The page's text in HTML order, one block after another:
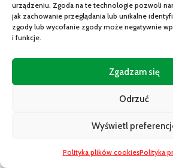
urządzeniu. Zgoda na te technologie pozwoli
jak zachowanie przeglądania lub unikalne
zgody lub wycofanie zgody może negatywnie
i funkcje.
Zgadzam się
Odrzuć
Wyświetl
Polityka plików cookiesPolityka
WŁOSKA POLEWA GLUTEN FREE
LEŚNE FRUTTI DI BOSCO TOSCHI
14,99zł Brutto
WŁOSKI NAPÓJ BRZOSKWINIOWY
Potrzebujesz